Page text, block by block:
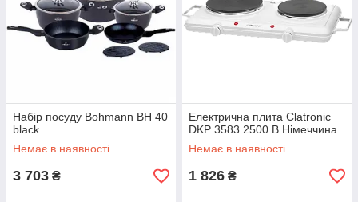
Набір посуду Bohmann BH 40
black
Немає в наявності
3 703 ₴
Електрична плита Clatronic
DKP 3583 2500 В Німеччина
Немає в наявності
1 826 ₴